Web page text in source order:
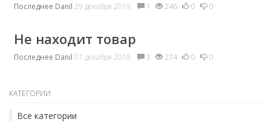
Последнее Danil 29 декабря 2019. 1 246 0 0
Не находит товар
Последнее Danil 07 декабря 2019. 3 274 0 0
КАТЕГОРИИ
Все категории